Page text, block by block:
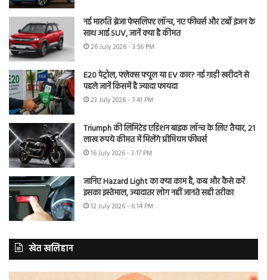
नई मारुति ब्रेजा फेसलिफ्ट लॉन्च, नए फीचर्स और टर्बो इंजन के
साथ आई SUV, जानें क्या है कीमत
26 July 2026 - 3:56 PM
E20 पेट्रोल, फ्लेक्स फ्यूल या EV कार? नई गाड़ी खरीदने से
पहले जानें किसमें है ज्यादा फायदा
23 July 2026 - 7:41 PM
Triumph की लिमिटेड एडिशन बाइक लॉन्च के लिए तैयार, 21
लाख रुपये कीमत में मिलेंगे प्रीमियम फीचर्स
16 July 2026 - 3:17 PM
जानिए Hazard Light का क्या काम है, कब और कैसे करें
इसका इस्तेमाल, ज्यादातर लोग नहीं जानते सही तरीका
12 July 2026 - 6:14 PM
खेत खलिहान